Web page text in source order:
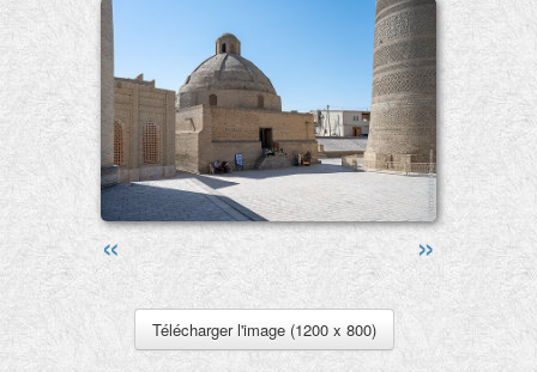
»
«
Télécharger l'image (1200 x 800)